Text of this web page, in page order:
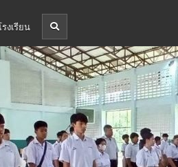
งเรียน